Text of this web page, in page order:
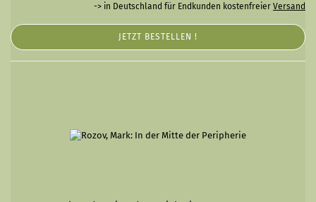
-> in Deutschland für Endkunden kostenfreier Versand
JETZT BESTELLEN !